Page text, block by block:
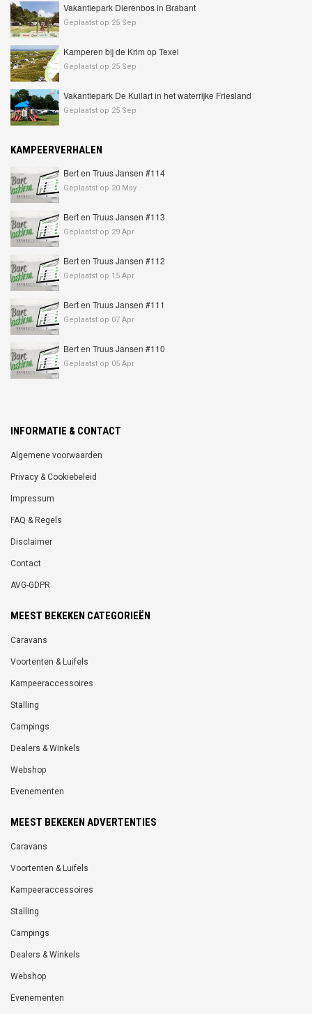
Vakantiepark Dierenbos in Brabant
Geplaatst op 25 Sep
Kamperen bij de Krim op Texel
Geplaatst op 25 Sep
Vakantiepark De Kuilart in het waterrijke Friesland
Geplaatst op 25 Sep
KAMPEERVERHALEN
Bert en Truus Jansen #114
Geplaatst op 20 May
Bert en Truus Jansen #113
Geplaatst op 29 Apr
Bert en Truus Jansen #112
Geplaatst op 15 Apr
Bert en Truus Jansen #111
Geplaatst op 07 Apr
Bert en Truus Jansen #110
Geplaatst op 05 Apr
INFORMATIE & CONTACT
Algemene voorwaarden
Privacy & Cookiebeleid
Impressum
FAQ & Regels
Disclaimer
Contact
AVG-GDPR
MEEST BEKEKEN CATEGORIEËN
Caravans
Voortenten & Luifels
Kampeeraccessoires
Stalling
Campings
Dealers & Winkels
Webshop
Evenementen
MEEST BEKEKEN ADVERTENTIES
Caravans
Voortenten & Luifels
Kampeeraccessoires
Stalling
Campings
Dealers & Winkels
Webshop
Evenementen